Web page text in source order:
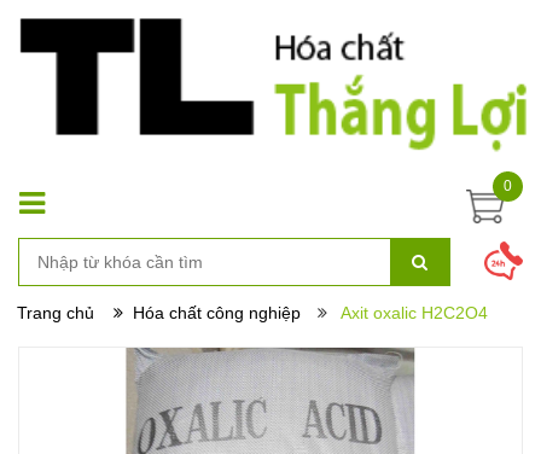
0
Trang chủ Hóa chất công nghiệp Axit oxalic H2C2O4